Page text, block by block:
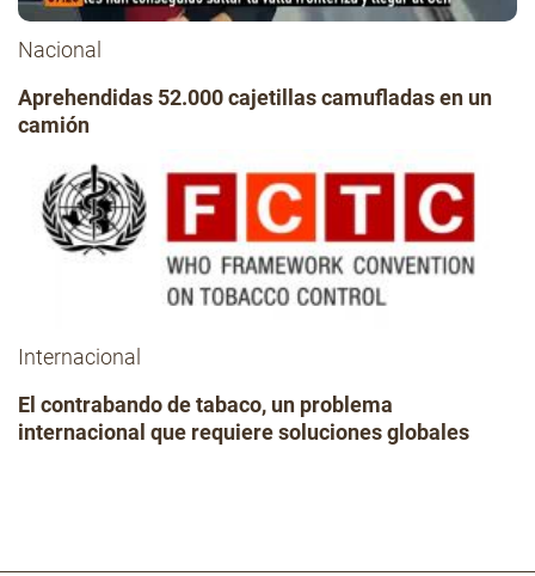
Nacional
Aprehendidas 52.000 cajetillas camufladas en un
camión
Internacional
El contrabando de tabaco, un problema
internacional que requiere soluciones globales